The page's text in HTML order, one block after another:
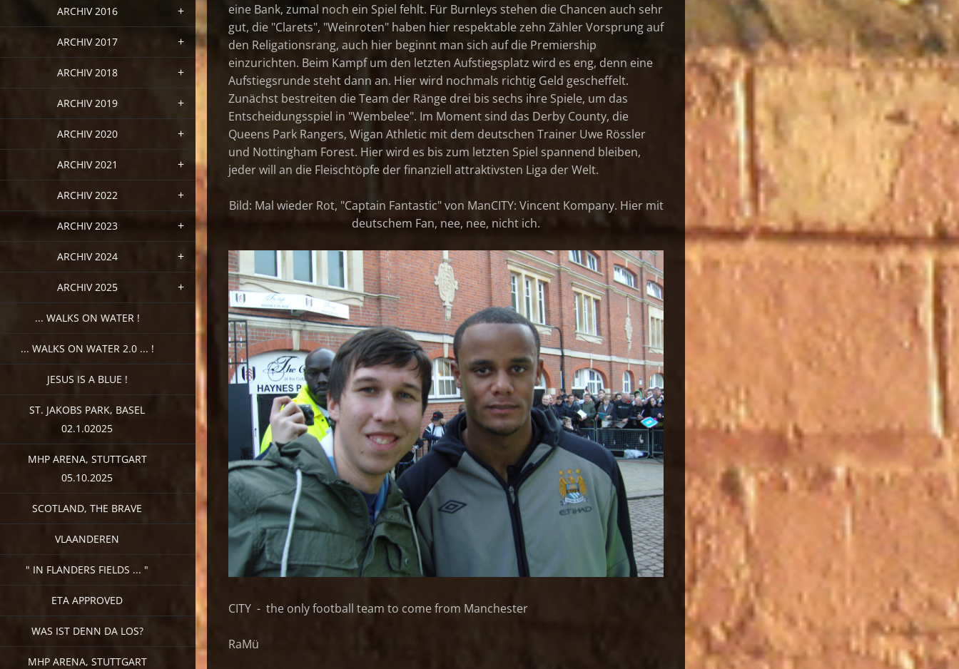
ARCHIV 2016
ARCHIV 2017
ARCHIV 2018
ARCHIV 2019
ARCHIV 2020
ARCHIV 2021
ARCHIV 2022
ARCHIV 2023
ARCHIV 2024
ARCHIV 2025
... WALKS ON WATER !
... WALKS ON WATER 2.0 ... !
JESUS IS A BLUE !
ST. JAKOBS PARK, BASEL
02.1.02025
MHP ARENA, STUTTGART
05.10.2025
SCOTLAND, THE BRAVE
VLAANDEREN
" IN FLANDERS FIELDS ... "
ETA APPROVED
WAS IST DENN DA LOS?
MHP ARENA, STUTTGART
eine Bank, zumal noch ein Spiel fehlt. Für Burnleys stehen die Chancen auch sehr
gut, die "Clarets", "Weinroten" haben hier respektable zehn Zähler Vorsprung auf
den Religationsrang, auch hier beginnt man sich auf die Premiership
einzurichten. Beim Kampf um den letzten Aufstiegsplatz wird es eng, denn eine
Aufstiegsrunde steht dann an. Hier wird nochmals richtig Geld gescheffelt.
Zunächst bestreiten die Team der Ränge drei bis sechs ihre Spiele, um das
Entscheidungsspiel in "Wembelee". Im Moment sind das Derby County, die
Queens Park Rangers, Wigan Athletic mit dem deutschen Trainer Uwe Rössler
und Nottingham Forest. Hier wird es bis zum letzten Spiel spannend bleiben,
jeder will an die Fleischtöpfe der finanziell attraktivsten Liga der Welt.
Bild: Mal wieder Rot, "Captain Fantastic" von ManCITY: Vincent Kompany. Hier mit
deutschem Fan, nee, nee, nicht ich.
CITY - the only football team to come from Manchester
RaMü